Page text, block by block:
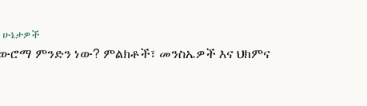
ሁኔታዎች
ምንድን ነው? ምልክቶች፣ መንስኤዎች እና ህክምና